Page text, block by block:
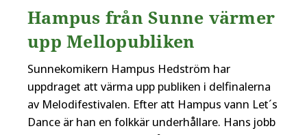
Hampus från Sunne värmer
upp Mellopubliken
Sunnekomikern Hampus Hedström har
uppdraget att värma upp publiken i delfinalerna
av Melodifestivalen. Efter att Hampus vann Let´s
Dance är han en folkkär underhållare. Hans jobb